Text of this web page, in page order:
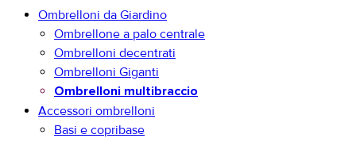
Ombrelloni da Giardino
Ombrellone a palo centrale
Ombrelloni decentrati
Ombrelloni Giganti
Ombrelloni multibraccio
Accessori ombrelloni
Basi e copribase